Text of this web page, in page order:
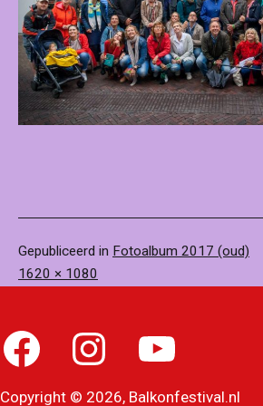
Gepubliceerd in Fotoalbum 2017 (oud)
Volledige
1620 × 1080
Copyright © 2026, Balkonfestival.nl
Facebook Instagram